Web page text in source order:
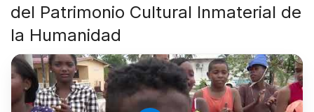
del Patrimonio Cultural Inmaterial de
la Humanidad